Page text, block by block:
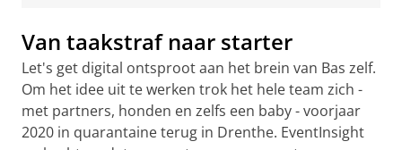
Van taakstraf naar starter
Let's get digital ontsproot aan het brein van Bas zelf.
Om het idee uit te werken trok het hele team zich -
met partners, honden en zelfs een baby - voorjaar
2020 in quarantaine terug in Drenthe. EventInsight